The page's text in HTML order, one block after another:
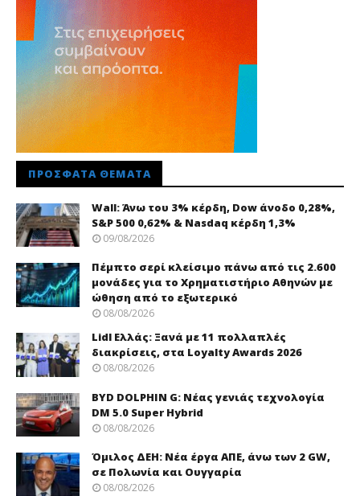
ΠΡΌΣΦΑΤΑ ΘΈΜΑΤΑ
Wall: Άνω του 3% κέρδη, Dow άνοδο 0,28%,
S&P 500 0,62% & Nasdaq κέρδη 1,3%
09/08/2026
Πέμπτο σερί κλείσιμο πάνω από τις 2.600
μονάδες για το Χρηματιστήριο Αθηνών με
ώθηση από το εξωτερικό
08/08/2026
Lidl Ελλάς: Ξανά με 11 πολλαπλές
διακρίσεις, στα Loyalty Awards 2026
08/08/2026
BYD DOLPHIN G: Νέας γενιάς τεχνολογία
DM 5.0 Super Hybrid
08/08/2026
Όμιλος ΔΕΗ: Νέα έργα ΑΠΕ, άνω των 2 GW,
σε Πολωνία και Ουγγαρία
08/08/2026